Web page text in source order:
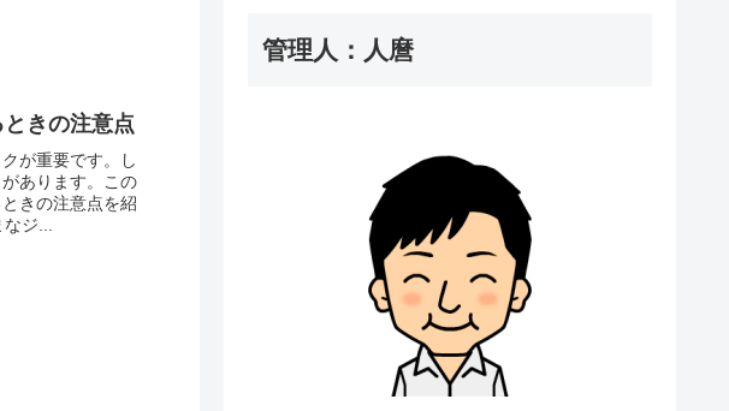
きの注意点
が重要です。し
あります。この
きの注意点を紹
ジ...
管理人：人麿